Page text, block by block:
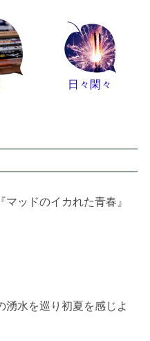
日々閑々
マッドのイカれた青春』
湧水を巡り初夏を感じよ